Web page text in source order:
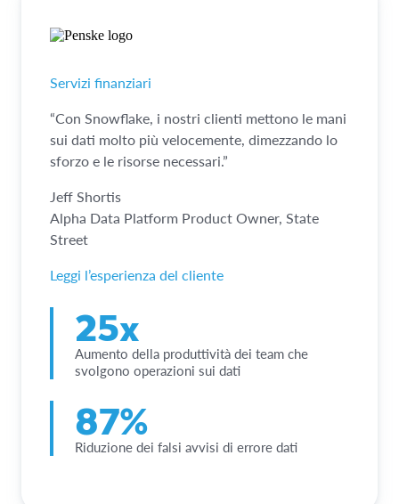
Servizi finanziari
“Con Snowflake, i nostri clienti mettono le mani
sui dati molto più velocemente, dimezzando lo
sforzo e le risorse necessari.”
Jeff Shortis
Alpha Data Platform Product Owner, State
Street
Leggi l’esperienza del cliente
25x
Aumento della produttività dei team che
svolgono operazioni sui dati
87%
Riduzione dei falsi avvisi di errore dati